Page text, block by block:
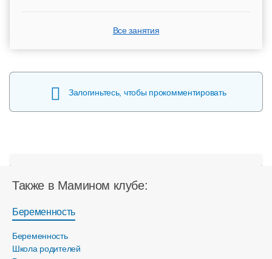
Все занятия
Залогиньтесь, чтобы прокомментировать
Также в Мамином клубе:
Беременность
Беременность
Школа родителей